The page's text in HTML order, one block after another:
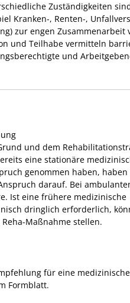
Zuständigkeiten
Kranken-, Renten-,
zur engen Zusammenarbeit
und Teilhabe vermitteln
und
und dem
eine stationäre
genommen haben,
darauf. Bei
Ist eine frühere medizinische
dringlich erforderlich,
Maßnahme stellen.
für eine medizinische
Formblatt.